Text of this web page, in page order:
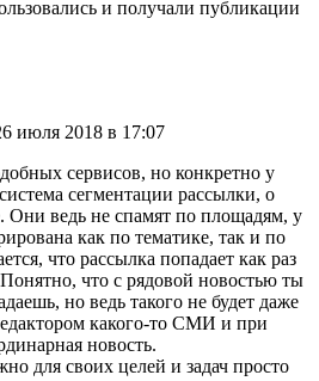
и получали публикации
июля 2018 в 17:07
сервисов, но конкретно у
сегментации рассылки, о
ведь не спамят по площадям, у
как по тематике, так и по
что рассылка попадает как раз
что с рядовой новостью ты
но ведь такого не будет даже
какого-то СМИ и при
новость.
для своих целей и задач просто